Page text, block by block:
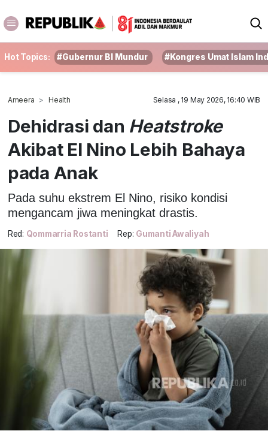
Hot Topics: #Gubernur BI Mundur #Kongres Umat Islam
Ameera Health Selasa , 19 May 2026, 16:40 WIB
Dehidrasi dan Heatstroke
Akibat El Nino Lebih Bahaya
pada Anak
Pada suhu ekstrem El Nino, risiko kondisi
mengancam jiwa meningkat drastis.
Red: Qommarria Rostanti Rep: Gumanti Awaliyah